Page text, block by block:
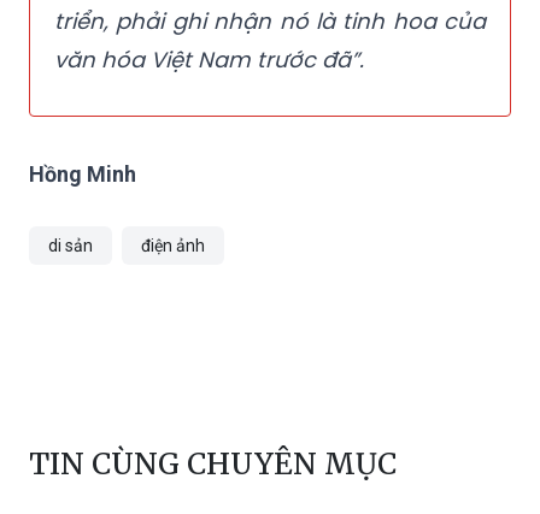
triển, phải ghi nhận nó là tinh hoa của
văn hóa Việt Nam trước đã”.
Hồng Minh
di sản điện ảnh
TIN CÙNG CHUYÊN MỤC